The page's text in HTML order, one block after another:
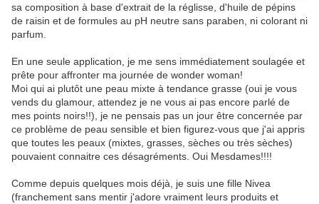
sa composition à base d'extrait de la réglisse, d'huile de pépins
de raisin et de formules au pH neutre sans paraben, ni colorant ni
parfum.
En une seule application, je me sens immédiatement soulagée et
prête pour affronter ma journée de wonder woman!
Moi qui ai plutôt une peau mixte à tendance grasse (oui je vous
vends du glamour, attendez je ne vous ai pas encore parlé de
mes points noirs!!), je ne pensais pas un jour être concernée par
ce problème de peau sensible et bien figurez-vous que j'ai appris
que toutes les peaux (mixtes, grasses, sèches ou très sèches)
pouvaient connaitre ces désagréments. Oui Mesdames!!!!
Comme depuis quelques mois déjà, je suis une fille Nivea
(franchement sans mentir j'adore vraiment leurs produits et